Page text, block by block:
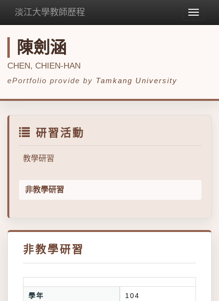
Toggle
淡江大學教師歷程
陳劍涵
CHEN, CHIEN-HAN
ePortfolio provide by Tamkang University
研習活動
教學研習
非教學研習
非教學研習
學年 104